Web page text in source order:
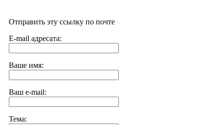
Отправить эту ссылку по почте
E-mail адресата:
Ваше имя:
Ваш e-mail:
Тема: